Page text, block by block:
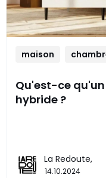
maison
Qu'est-ce
hybride ?
La Redoute,
14.10.2024